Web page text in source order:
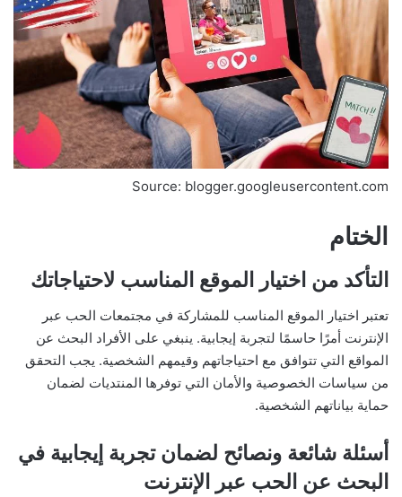
Source: blogger.googleusercontent.com
الختام
التأكد من اختيار الموقع المناسب لاحتياجاتك
تعتبر اختيار الموقع المناسب للمشاركة في مجتمعات الحب عبر
الإنترنت أمرًا حاسمًا لتجربة إيجابية. ينبغي على الأفراد البحث عن
المواقع التي تتوافق مع احتياجاتهم وقيمهم الشخصية. يجب التحقق
من سياسات الخصوصية والأمان التي توفرها المنتديات لضمان
حماية بياناتهم الشخصية.
أسئلة شائعة ونصائح لضمان تجربة إيجابية في
البحث عن الحب عبر الإنترنت